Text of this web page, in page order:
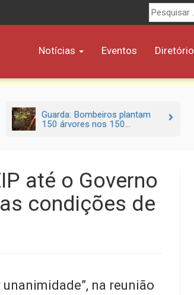
Procurar
por:
Notícias Eventos Diretório
Guarda: Bombeiros plantam
150 árvores nos 150...
até o Governo
condições de
na reunião